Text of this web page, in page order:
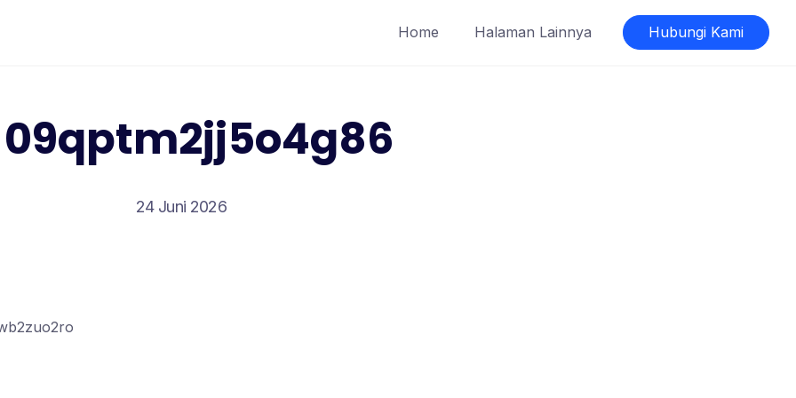
Home Halaman Lainnya Hubungi Kami
09qptm2jj5o4g86
24 Juni 2026